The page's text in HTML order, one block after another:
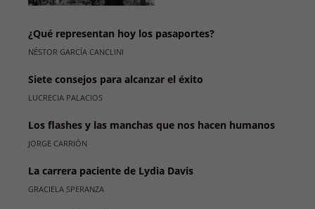
¿Qué representan hoy los pasaportes?
NÉSTOR GARCÍA CANCLINI
Siete consejos para alcanzar el éxito
LUCRECIA PALACIOS
Los flashes y las manchas que nos hacen humanos
JORGE CARRIÓN
La carrera paciente de Lydia Davis
GRACIELA SPERANZA